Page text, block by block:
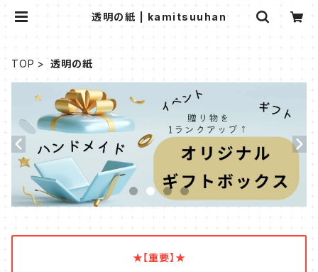
透明の紙 | kamitsuuhan
TOP 透明の紙
★【重要】★